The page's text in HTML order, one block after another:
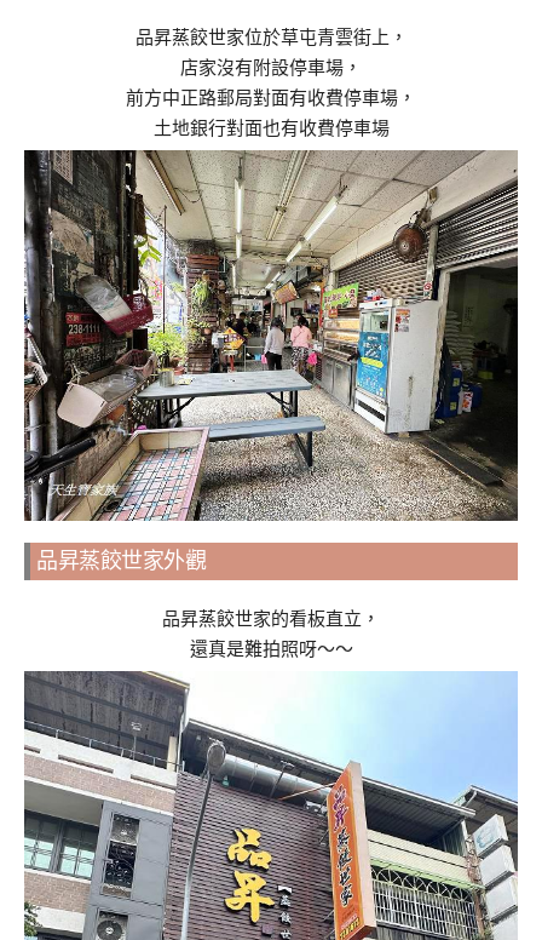
品昇蒸餃世家位於草屯青雲街上，
店家沒有附設停車場，
前方中正路郵局對面有收費停車場，
土地銀行對面也有收費停車場
品昇蒸餃世家外觀
品昇蒸餃世家的看板直立，
還真是難拍照呀～～